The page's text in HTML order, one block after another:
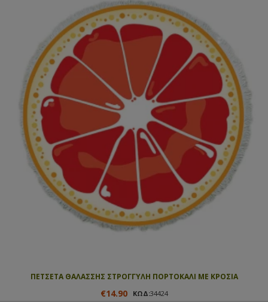
ΠΕΤΣΕΤΑ ΘΑΛΑΣΣΗΣ ΣΤΡΟΓΓΥΛΗ ΠΟΡΤΟΚΑΛΙ ΜΕ ΚΡΟΣΙA
€14.90 ΚΩΔ:34424